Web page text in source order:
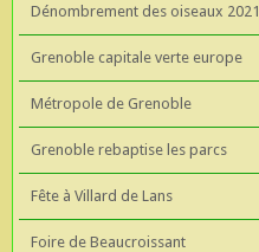
Dénombrement des oiseaux 2021
Grenoble capitale verte europe
Métropole de Grenoble
Grenoble rebaptise les parcs
Fête à Villard de Lans
Foire de Beaucroissant